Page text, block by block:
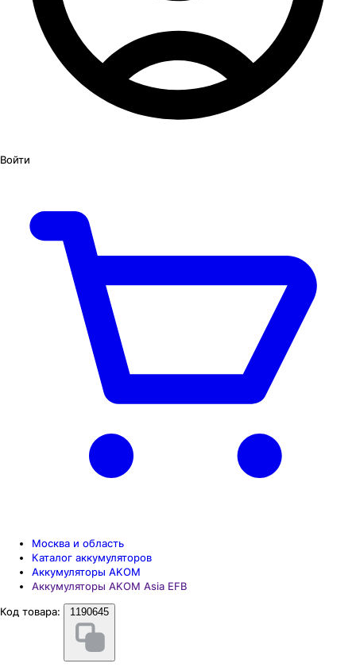
Войти
Москва и область
Каталог аккумуляторов
Аккумуляторы AKOM
Аккумуляторы AKOM Asia EFB
Код товара:
1190645